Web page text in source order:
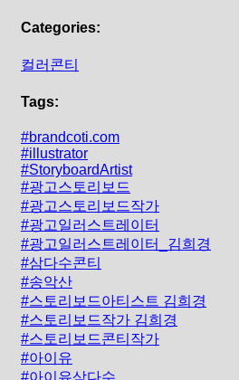
Categories:
컬러콘티
Tags:
#brandcoti.com
#illustrator
#StoryboardArtist
#광고스토리보드
#광고스토리보드작가
#광고일러스트레이터
#광고일러스트레이터_김희경
#삼다수콘티
#송악산
#스토리보드아티스트 김희경
#스토리보드작가 김희경
#스토리보드콘티작가
#아이유
#아이유삼다수